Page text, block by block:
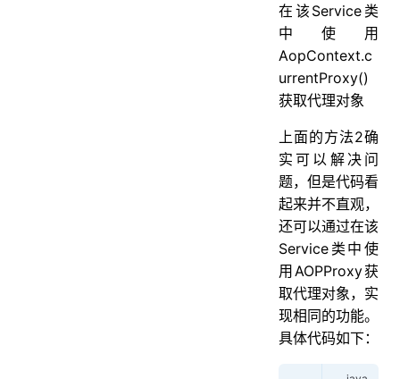
在该Service类
中使用
AopContext.c
urrentProxy()
获取代理对象
上面的方法2确
实可以解决问
题，但是代码看
起来并不直观，
还可以通过在该
Service类中使
用AOPProxy获
取代理对象，实
现相同的功能。
具体代码如下：